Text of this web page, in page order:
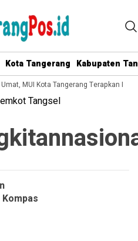
Kota Tangerang Kabupaten
MUI Kota Tangerang Terapkan ISO